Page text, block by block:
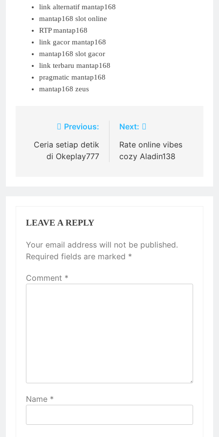
link alternatif mantap168
mantap168 slot online
RTP mantap168
link gacor mantap168
mantap168 slot gacor
link terbaru mantap168
pragmatic mantap168
mantap168 zeus
navigation
Previous:
Ceria setiap detik
di Okeplay777
Next:
Rate online vibes
cozy Aladin138
LEAVE A REPLY
Your email address will not be published.
Required fields are marked *
Comment *
Name *